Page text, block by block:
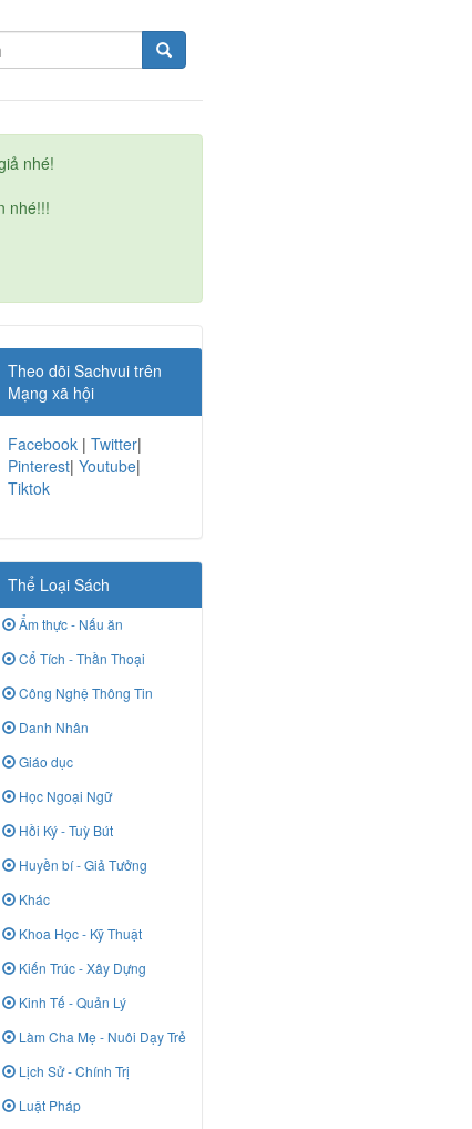
nhé!
nhé!!!
Theo dõi Sachvui trên
Mạng xã hội
Facebook | Twitter|
Pinterest| Youtube|
Tiktok
Thể Loại Sách
Ẩm thực - Nấu ăn
Cổ Tích - Thần Thoại
Công Nghệ Thông Tin
Danh Nhân
Giáo dục
Học Ngoại Ngữ
Hồi Ký - Tuỳ Bút
Huyền bí - Giả Tưởng
Khác
Khoa Học - Kỹ Thuật
Kiến Trúc - Xây Dựng
Kinh Tế - Quản Lý
Làm Cha Mẹ - Nuôi Dạy Trẻ
Lịch Sử - Chính Trị
Luật Pháp